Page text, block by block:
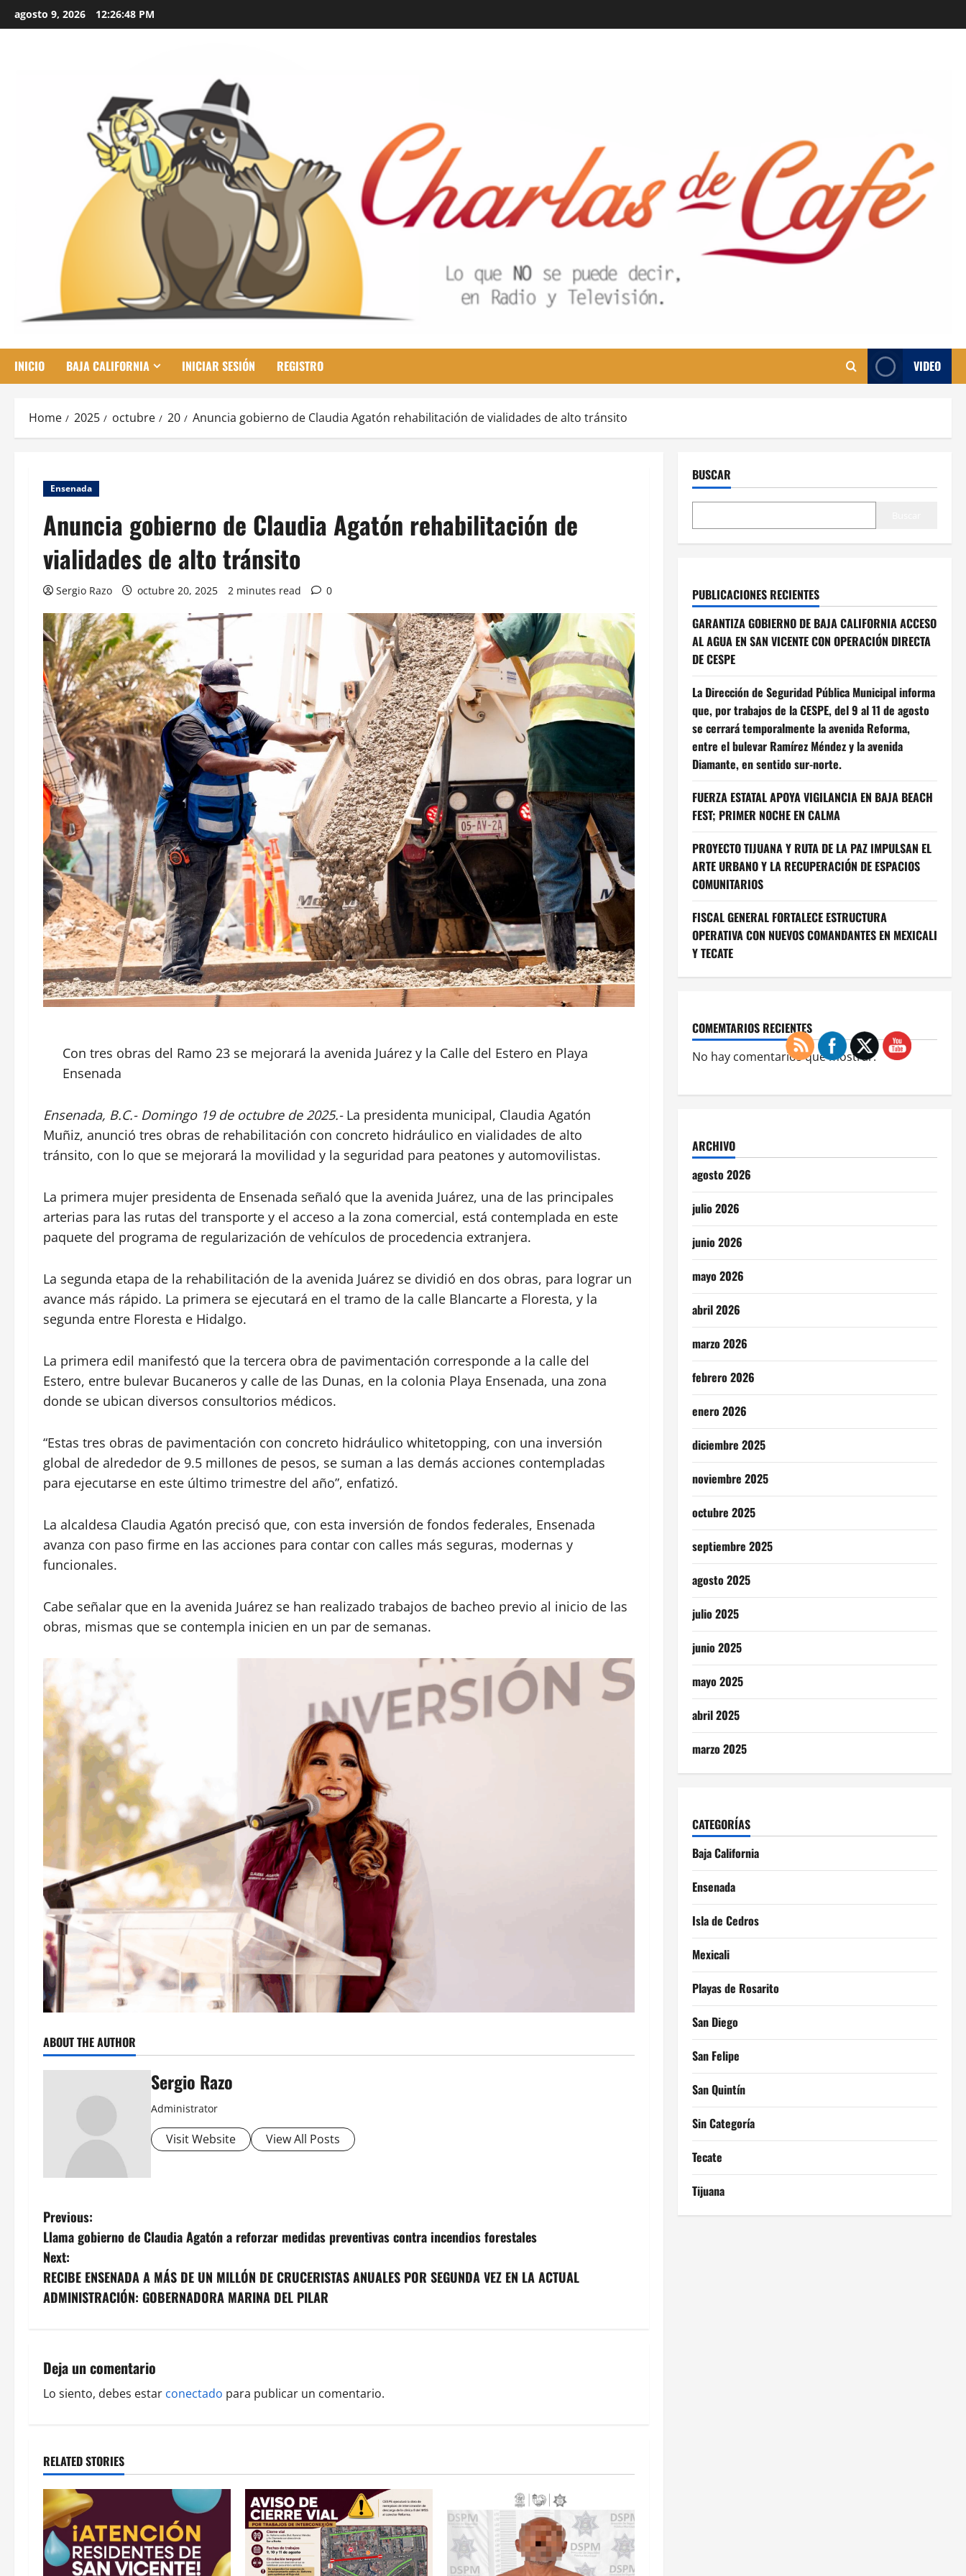
to
agosto 9, 2026 12:26:49 PM
INICIO BAJA CALIFORNIA INICIAR SESIÓN REGISTRO VIDEO
Home 2025 octubre 20 Anuncia gobierno de Claudia Agatón rehabilitación de vialidades de alto tránsito
Ensenada
Anuncia gobierno de Claudia Agatón rehabilitación de
vialidades de alto tránsito
Sergio Razo octubre 20, 2025 2 minutes read 0
Con tres obras del Ramo 23 se mejorará la avenida Juárez y la Calle del Estero en Playa
Ensenada
Ensenada, B.C.- Domingo 19 de octubre de 2025.-La presidenta municipal, Claudia Agatón
Muñiz, anunció tres obras de rehabilitación con concreto hidráulico en vialidades de alto
tránsito, con lo que se mejorará la movilidad y la seguridad para peatones y automovilistas.
La primera mujer presidenta de Ensenada señaló que la avenida Juárez, una de las principales
arterias para las rutas del transporte y el acceso a la zona comercial, está contemplada en este
paquete del programa de regularización de vehículos de procedencia extranjera.
La segunda etapa de la rehabilitación de la avenida Juárez se dividió en dos obras, para lograr un
avance más rápido. La primera se ejecutará en el tramo de la calle Blancarte a Floresta, y la
segunda entre Floresta e Hidalgo.
La primera edil manifestó que la tercera obra de pavimentación corresponde a la calle del
Estero, entre bulevar Bucaneros y calle de las Dunas, en la colonia Playa Ensenada, una zona
donde se ubican diversos consultorios médicos.
“Estas tres obras de pavimentación con concreto hidráulico whitetopping, con una inversión
global de alrededor de 9.5 millones de pesos, se suman a las demás acciones contempladas
para ejecutarse en este último trimestre del año”, enfatizó.
La alcaldesa Claudia Agatón precisó que, con esta inversión de fondos federales, Ensenada
avanza con paso firme en las acciones para contar con calles más seguras, modernas y
funcionales.
Cabe señalar que en la avenida Juárez se han realizado trabajos de bacheo previo al inicio de las
obras, mismas que se contempla inicien en un par de semanas.
ABOUT THE AUTHOR
Sergio Razo
Administrator
Visit Website View All Posts
P
o
s
t
a
v
g
a
t
i
Previous:
Llama gobierno de Claudia Agatón a reforzar medidas preventivas contra incendios forestales
Next:
RECIBE ENSENADA A MÁS DE UN MILLÓN DE CRUCERISTAS ANUALES POR SEGUNDA VEZ EN LA ACTUAL
ADMINISTRACIÓN: GOBERNADORA MARINA DEL PILAR
Deja un comentario
Lo siento, debes estar conectado para publicar un comentario.
RELATED STORIES
BUSCAR
PUBLICACIONES RECIENTES
GARANTIZA GOBIERNO DE BAJA CALIFORNIA ACCESO
AL AGUA EN SAN VICENTE CON OPERACIÓN DIRECTA
DE CESPE
La Dirección de Seguridad Pública Municipal informa
que, por trabajos de la CESPE, del 9 al 11 de agosto
se cerrará temporalmente la avenida Reforma,
entre el bulevar Ramírez Méndez y la avenida
Diamante, en sentido sur-norte.
FUERZA ESTATAL APOYA VIGILANCIA EN BAJA BEACH
FEST; PRIMER NOCHE EN CALMA
PROYECTO TIJUANA Y RUTA DE LA PAZ IMPULSAN EL
ARTE URBANO Y LA RECUPERACIÓN DE ESPACIOS
COMUNITARIOS
FISCAL GENERAL FORTALECE ESTRUCTURA
OPERATIVA CON NUEVOS COMANDANTES EN MEXICALI
Y TECATE
COMEMTARIOS RECIENTES
No hay comentarios que mostrar.
ARCHIVO
agosto 2026
julio 2026
junio 2026
mayo 2026
abril 2026
marzo 2026
febrero 2026
enero 2026
diciembre 2025
noviembre 2025
octubre 2025
septiembre 2025
agosto 2025
julio 2025
junio 2025
mayo 2025
abril 2025
marzo 2025
CATEGORÍAS
Baja California
Ensenada
Isla de Cedros
Mexicali
Playas de Rosarito
San Diego
San Felipe
San Quintín
Sin Categoría
Tecate
Tijuana